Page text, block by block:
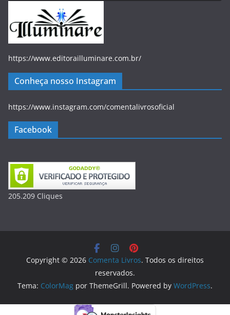
https://www.editorailluminare.com.br/
Conheça nosso Instagram
https://www.instagram.com/comentalivrosoficial
Facebook
205.209 Cliques
Copyright © 2026 Comenta Livros. Todos os direitos
reservados.
Tema: ColorMag por ThemeGrill. Powered by WordPress.